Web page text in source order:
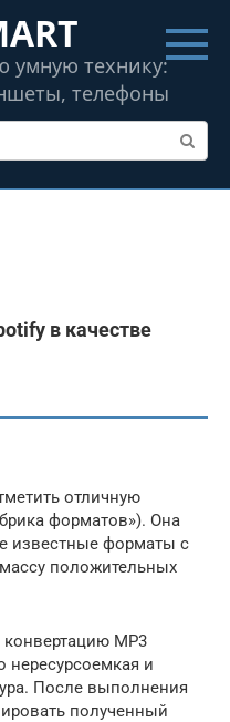
умную технику:
телефоны
в качестве
отличную
форматов»). Она
известные форматы с
положительных
МР3
нересурсоемкая и
После выполнения
полученный